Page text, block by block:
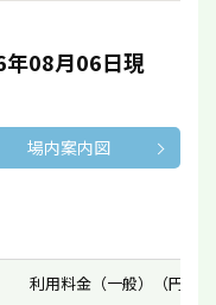
年08月06日現
場内案内図
利用料金（一般）（円）